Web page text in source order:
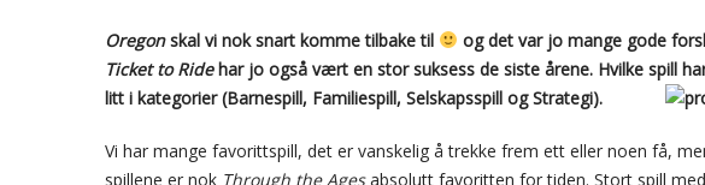
Oregonskal vi nok snart komme tilbake til
og det var jo mange gode
Ticket to Ridehar jo også vært en stor suksess de siste årene. Hvilke spill
litt i kategorier (Barnespill, Familiespill, Selskapsspill og Strategi).
Vi har mange favorittspill, det er vanskelig å trekke frem ett eller noen få,
spillene er nok Through the Agesabsolutt favoritten for tiden. Stort spill